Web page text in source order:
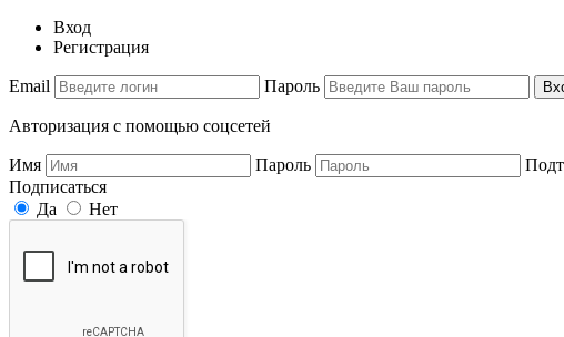
Вход
Регистрация
Email Пароль
Авторизация с помощью соцсетей
Имя Пароль
Подписаться
Да
Нет